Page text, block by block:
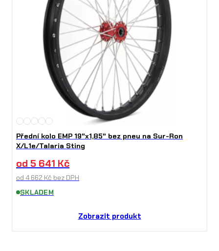
Přední kolo EMP 19"x1,85" bez pneu na Sur-Ron
X/L1e/Talaria Sting
od 5 641 Kč
od 4 662 Kč bez DPH
SKLADEM
Zobrazit produkt